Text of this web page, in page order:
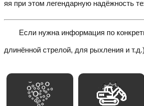
яя при этом легендарную надёжность
Если нужна информация по
длинённой стрелой, для рыхления и